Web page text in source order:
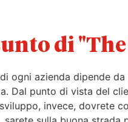
di
ogni azienda dipende
Dal punto di vista del
invece, dovrete